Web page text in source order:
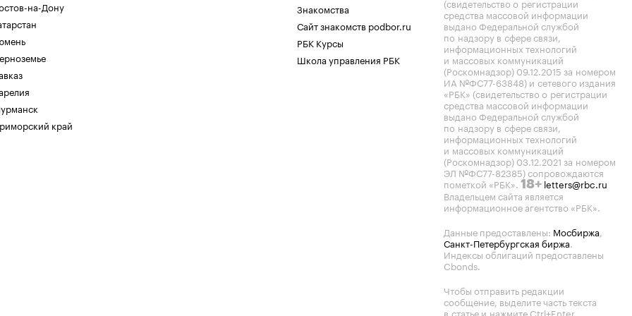
на-Дону
край
Знакомства
Сайт знакомств podbor.ru
РБК Курсы
Школа управления РБК
(свидетельство о регистрации
средства массовой информации
выдано Федеральной службой
по надзору в сфере связи,
информационных технологий
и массовых коммуникаций
(Роскомнадзор) 09.12.2015 за номером
ИА №ФС77-63848) и сетевого издания
«РБК» (свидетельство о регистрации
средства массовой информации
выдано Федеральной службой
по надзору в сфере связи,
информационных технологий
и массовых коммуникаций
(Роскомнадзор) 03.12.2021 за номером
ЭЛ №ФС77-82385) сопровождаются
пометкой «РБК». 18+ letters@rbc.ru
Владельцем сайта является
информационное агентство «РБК».
Данные предоставлены: Мосбиржа,
Санкт-Петербургская биржа.
Индексы облигаций предоставлены
Cbonds.
Чтобы отправить редакции
сообщение, выделите часть текста
в статье и нажмите Ctrl+Enter